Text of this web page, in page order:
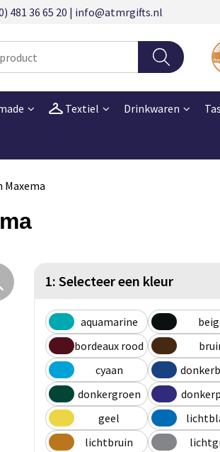
481 36 65 20 | info@atmrgifts.nl
Textiel Drinkwaren
Maxema
1: Selecteer een kleur
aquamarine
bordeaux rood
cyaan
donkergroen
geel
lichtbruin